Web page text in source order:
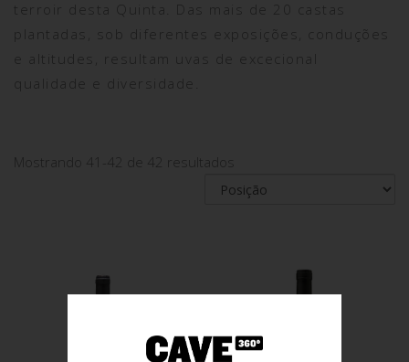
terroir desta Quinta. Das mais de 20 castas
plantadas, sob diferentes exposições, conduções
e altitudes, resultam uvas de excecional
qualidade e diversidade.
Mostrando 41-42 de 42 resultados